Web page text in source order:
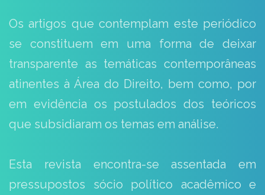
Os artigos que contemplam este periódico
se constituem em uma forma de deixar
transparente as temáticas contemporâneas
atinentes à Área do Direito, bem como, por
em evidência os postulados dos teóricos
que subsidiaram os temas em análise.
Esta revista encontra-se assentada em
pressupostos sócio político acadêmico e